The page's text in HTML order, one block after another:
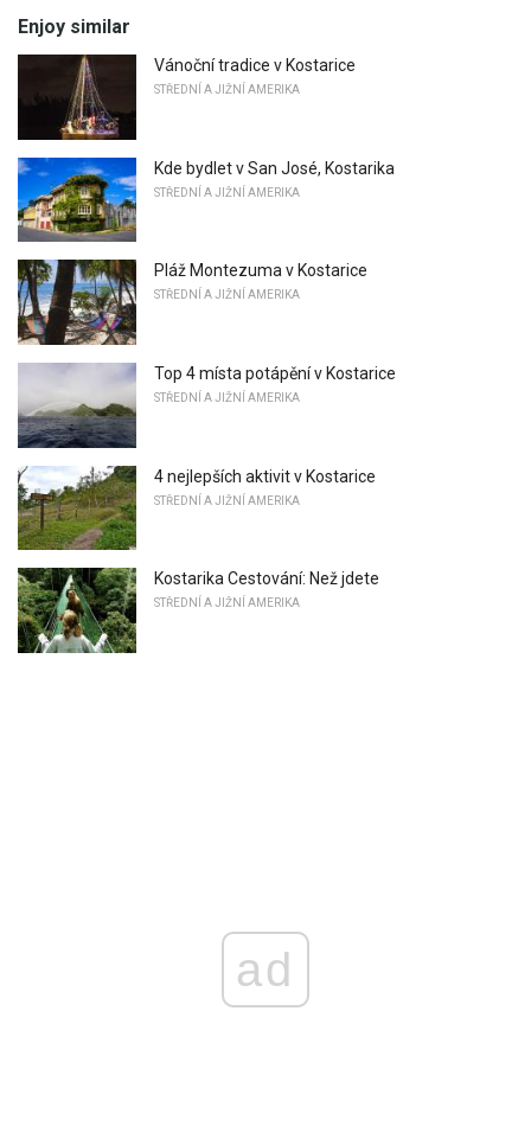
Enjoy similar
Vánoční tradice v Kostarice
STŘEDNÍ A JIŽNÍ AMERIKA
Kde bydlet v San José, Kostarika
STŘEDNÍ A JIŽNÍ AMERIKA
Pláž Montezuma v Kostarice
STŘEDNÍ A JIŽNÍ AMERIKA
Top 4 místa potápění v Kostarice
STŘEDNÍ A JIŽNÍ AMERIKA
4 nejlepších aktivit v Kostarice
STŘEDNÍ A JIŽNÍ AMERIKA
Kostarika Cestování: Než jdete
STŘEDNÍ A JIŽNÍ AMERIKA
ad